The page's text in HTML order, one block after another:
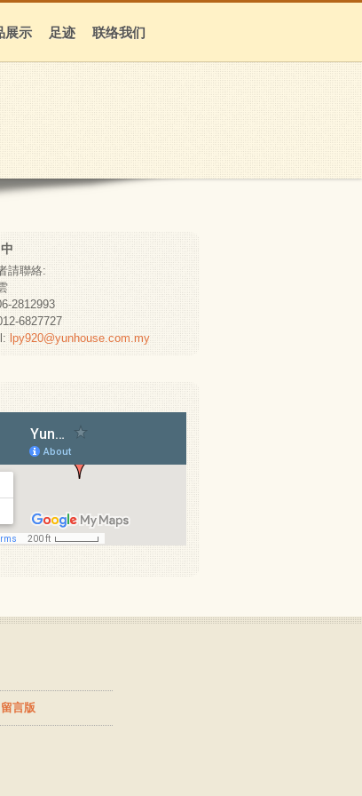
展示 足迹 联络我们
請聯絡:
2812993
6827727
lpy920@yunhouse.com.my
留言版